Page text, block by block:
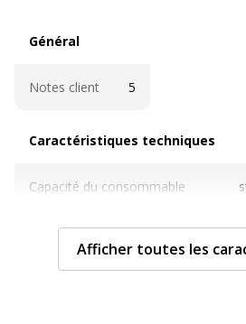
Général
Notes client 5
Caractéristiques techniques
Capacité du consommable
Cartouches de marque
Afficher toutes les